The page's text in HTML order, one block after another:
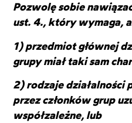
Pozwolę sobie
ust. 4., który wymaga,
1) przedmiot głównej
grupy miał taki sam
2) rodzaje działalności
przez członków grup
współzależne, lub